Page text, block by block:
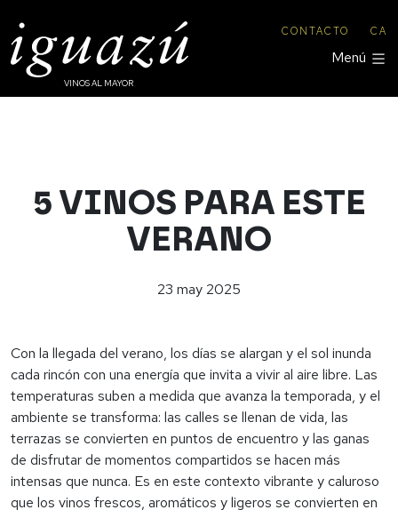
CONTACTO CA
Menú
VINOS AL MAYOR
5 VINOS PARA ESTE
VERANO
23 may 2025
Con la llegada del verano, los días se alargan y el sol inunda
cada rincón con una energía que invita a vivir al aire libre. Las
temperaturas suben a medida que avanza la temporada, y el
ambiente se transforma: las calles se llenan de vida, las
terrazas se convierten en puntos de encuentro y las ganas
de disfrutar de momentos compartidos se hacen más
intensas que nunca. Es en este contexto vibrante y caluroso
que los vinos frescos, aromáticos y ligeros se convierten en